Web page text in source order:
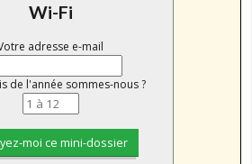
Wi-Fi
adresse e-mail
de l'année sommes-nous ?